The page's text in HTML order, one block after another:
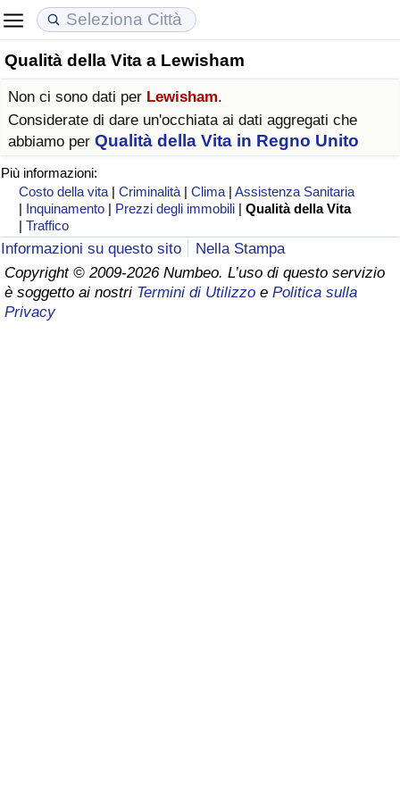
Qualità della Vita a Lewisham
Non ci sono dati per Lewisham.
Considerate di dare un'occhiata ai dati aggregati che
abbiamo per Qualità della Vita in Regno Unito
Più informazioni:
Costo della vita |Criminalità |Clima |Assistenza Sanitaria
| Inquinamento | Prezzi degli immobili |Qualità della Vita
|Traffico
Informazioni su questo sito
Nella Stampa
Copyright © 2009-2026 Numbeo. L’uso di questo servizio
è soggetto ai nostri Termini di Utilizzo e Politica sulla
Privacy
Costo della vita
Indice Del Costo Della Vita (corrente)
Indice Del Costo Della Vita
Indice del Costo della Vita per Nazione
ad Aqaba
Prezzi degli immobili
Indice del Prezzo delle Case (Corrente)
Indice del Prezzo delle Case
Indice del Prezzo delle Case per Nazione
Qualità della Vita
Indice della Qualità della Vita
Indice della Qualità della Vita (Corrente)
Indice della qualità della vita per Paese
Criminalità
Indice del Tasso di Criminalità (Corrente)